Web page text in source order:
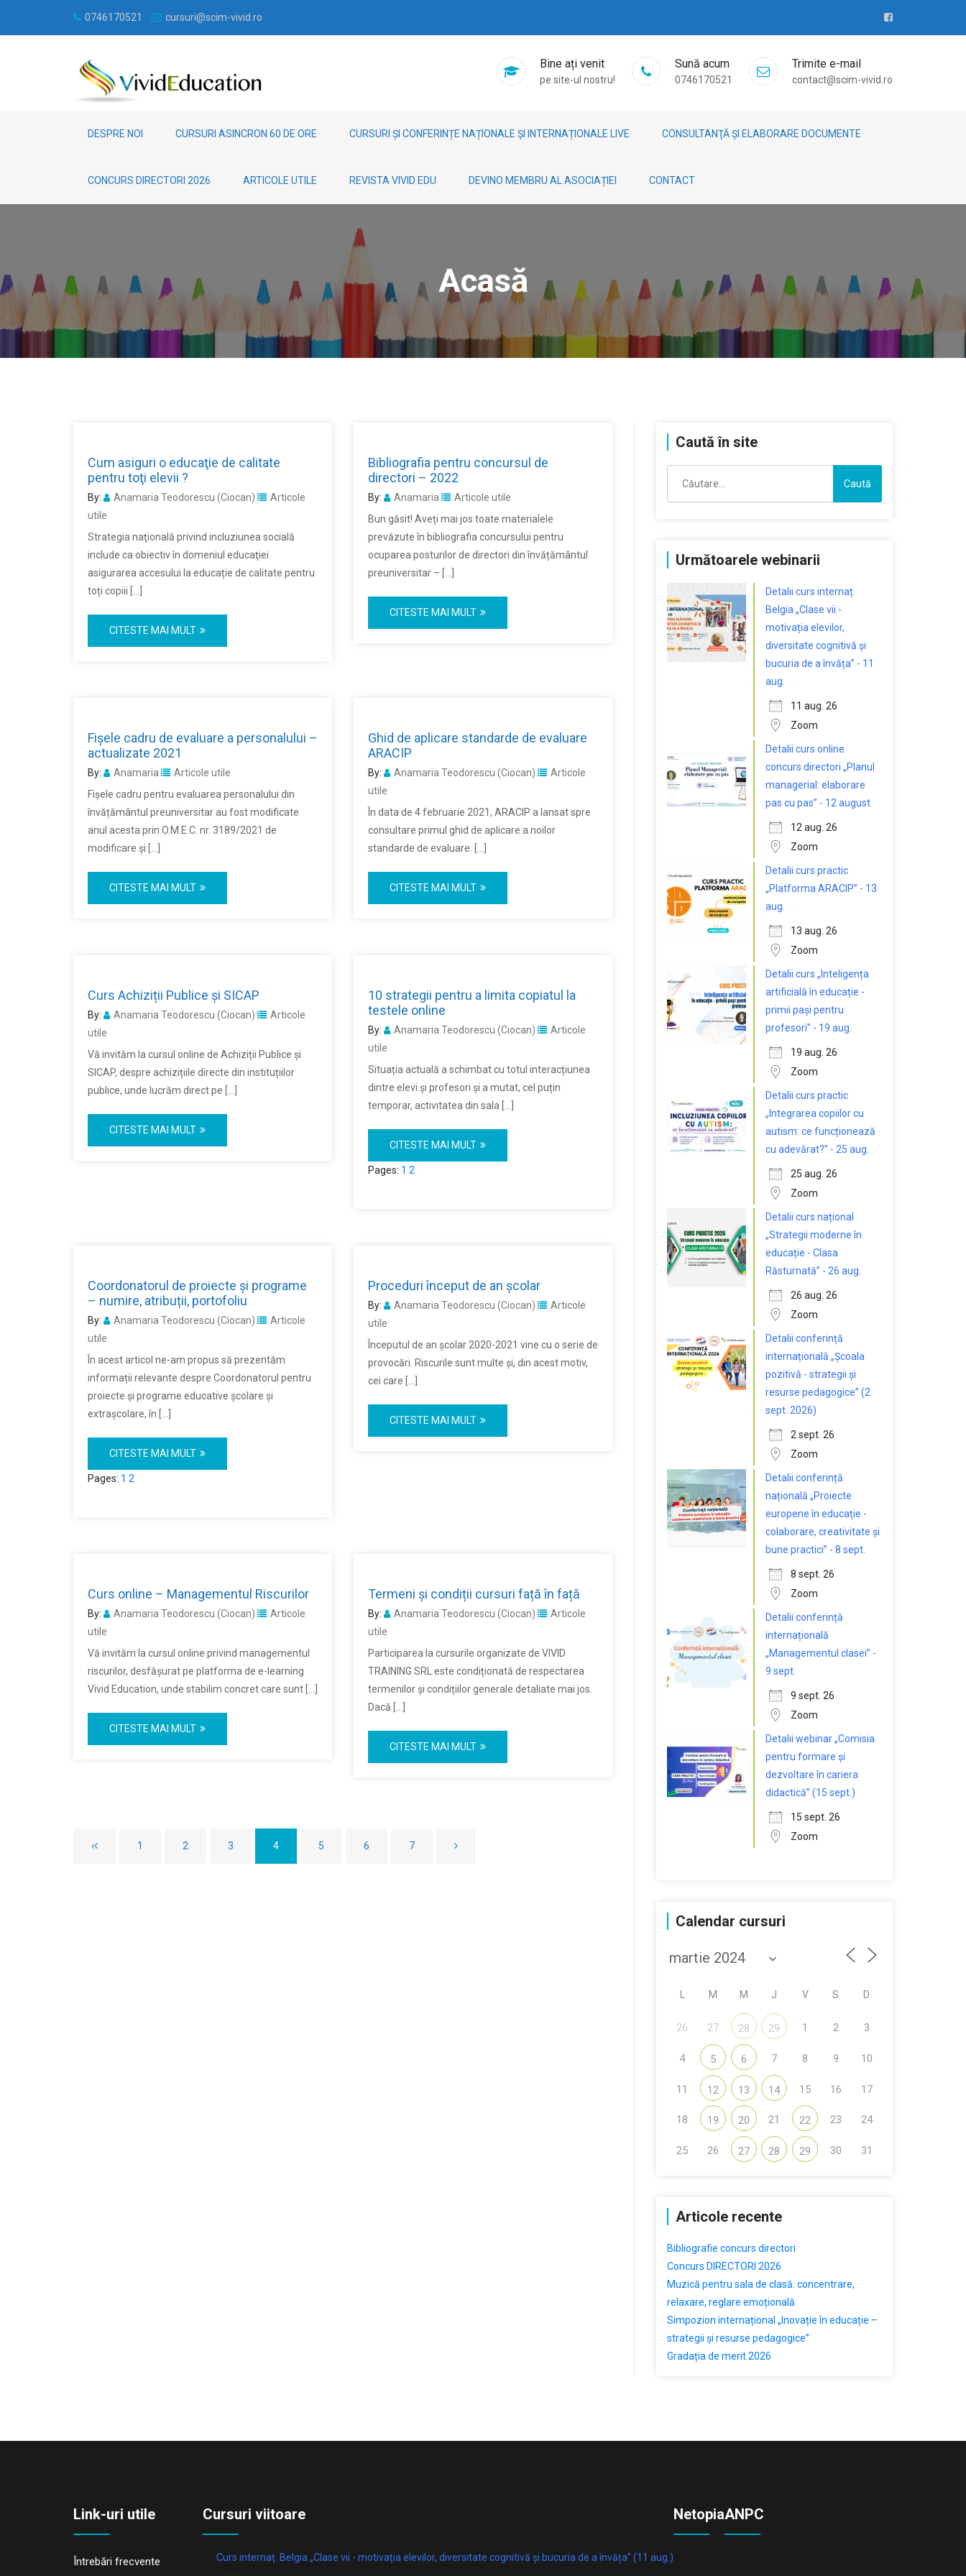
0746170521 cursuri@scim-vivid.ro
Bine ați venit
pe site-ul nostru!
Sună acum
0746170521
Trimite e-mail
contact@scim-vivid.ro
DESPRE NOI CURSURI ASINCRON 60 DE ORE CURSURI ȘI CONFERINȚE NAȚIONALE ȘI INTERNAȚIONALE LIVE CONSULTANŢĂ ȘI ELABORARE DOCUMENTE
CONCURS DIRECTORI 2026 ARTICOLE UTILE REVISTA VIVID EDU DEVINO MEMBRU AL ASOCIAȚIEI CONTACT
Acasă
Cum asiguri o educaţie de calitate
pentru toţi elevii ?
By: Anamaria Teodorescu (Ciocan)
Articole
utile
Strategia naţională privind incluziunea socială
include ca obiectiv în domeniul educaţiei
asigurarea accesului la educație de calitate pentru
toți copiii […]
CITESTE MAI MULT
Bibliografia pentru concursul de
directori – 2022
By: Anamaria
Articole utile
Bun găsit! Aveți mai jos toate materialele
prevăzute în bibliografia concursului pentru
ocuparea posturilor de directori din învățământul
preuniversitar – […]
CITESTE MAI MULT
Fișele cadru de evaluare a personalului –
actualizate 2021
By: Anamaria
Articole utile
Fișele cadru pentru evaluarea personalului din
învățământul preuniversitar au fost modificate
anul acesta prin O.M.E.C. nr. 3189/2021 de
modificare şi […]
CITESTE MAI MULT
Ghid de aplicare standarde de evaluare
ARACIP
By: Anamaria Teodorescu (Ciocan)
Articole
utile
În data de 4 februarie 2021, ARACIP a lansat spre
consultare primul ghid de aplicare a noilor
standarde de evaluare. […]
CITESTE MAI MULT
Curs Achiziții Publice și SICAP
By: Anamaria Teodorescu (Ciocan)
Articole
utile
Vă invităm la cursul online de Achiziții Publice și
SICAP, despre achizițiile directe din instituțiilor
publice, unde lucrăm direct pe […]
CITESTE MAI MULT
10 strategii pentru a limita copiatul la
testele online
By: Anamaria Teodorescu (Ciocan)
Articole
utile
Situația actuală a schimbat cu totul interacțiunea
dintre elevi și profesori și a mutat, cel puțin
temporar, activitatea din sala […]
CITESTE MAI MULT
Pages: 1 2
Coordonatorul de proiecte și programe
– numire, atribuții, portofoliu
By: Anamaria Teodorescu (Ciocan)
Articole
utile
În acest articol ne-am propus să prezentăm
informații relevante despre Coordonatorul pentru
proiecte și programe educative școlare și
extrașcolare, în […]
CITESTE MAI MULT
Pages: 1 2
Proceduri început de an școlar
By: Anamaria Teodorescu (Ciocan)
Articole
utile
Începutul de an școlar 2020-2021 vine cu o serie de
provocări. Riscurile sunt multe și, din acest motiv,
cei care […]
CITESTE MAI MULT
Curs online – Managementul Riscurilor
By: Anamaria Teodorescu (Ciocan)
Articole
utile
Vă invităm la cursul online privind managementul
riscurilor, desfășurat pe platforma de e-learning
Vivid Education, unde stabilim concret care sunt […]
CITESTE MAI MULT
Termeni și condiții cursuri față în față
By: Anamaria Teodorescu (Ciocan)
Articole
utile
Participarea la cursurile organizate de VIVID
TRAINING SRL este condiționată de respectarea
termenilor și condițiilor generale detaliate mai jos.
Dacă […]
CITESTE MAI MULT
‹ 1 2 3 4 5 6 7
Caută în site
după:
Următoarele webinarii
Detalii curs internaț.
Belgia „Clase vii -
motivația elevilor,
diversitate cognitivă și
bucuria de a învăța” - 11
aug.
11 aug. 26
Zoom
Detalii curs online
concurs directori „Planul
managerial: elaborare
pas cu pas” - 12 august
12 aug. 26
Zoom
Detalii curs practic
„Platforma ARACIP” - 13
aug.
13 aug. 26
Zoom
Detalii curs „Inteligența
artificială în educație -
primii pași pentru
profesori” - 19 aug.
19 aug. 26
Zoom
Detalii curs practic
„Integrarea copiilor cu
autism: ce funcționează
cu adevărat?” - 25 aug.
25 aug. 26
Zoom
Detalii curs național
„Strategii moderne în
educație - Clasa
Răsturnată” - 26 aug.
26 aug. 26
Zoom
Detalii conferință
internațională „Școala
pozitivă - strategii și
resurse pedagogice” (2
sept. 2026)
2 sept. 26
Zoom
Detalii conferință
națională „Proiecte
europene în educație -
colaborare, creativitate și
bune practici” - 8 sept.
8 sept. 26
Zoom
Detalii conferință
internațională
„Managementul clasei” -
9 sept.
9 sept. 26
Zoom
Detalii webinar „Comisia
pentru formare și
dezvoltare în cariera
didactică” (15 sept.)
15 sept. 26
Zoom
Calendar cursuri
M M J V S D
26 27 28 29 1 2 3
4 5 6 7 8 9 10
11 12 13 14 15 16 17
18 19 20 21 22 23 24
25 26 27 28 29 30 31
Articole recente
Bibliografie concurs directori
Concurs DIRECTORI 2026
Muzică pentru sala de clasă: concentrare,
relaxare, reglare emoțională
Simpozion internațional „Inovație în educație –
strategii și resurse pedagogice”
Gradația de merit 2026
Link-uri utile
Întrebări frecvente
Cursuri viitoare
Curs internaț. Belgia „Clase vii - motivația elevilor, diversitate cognitivă și bucuria de a învăța” (11 aug.)
NetopiaANPC